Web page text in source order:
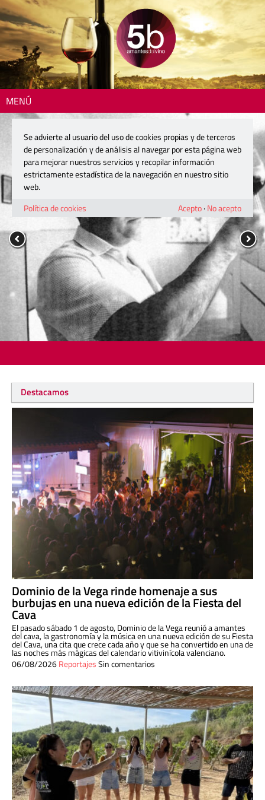
MENÚ
Destacamos
Dominio de la Vega rinde homenaje a sus
burbujas en una nueva edición de la Fiesta del
Cava
El pasado sábado 1 de agosto, Dominio de la Vega reunió a amantes
del cava, la gastronomía y la música en una nueva edición de su Fiesta
del Cava, una cita que crece cada año y que se ha convertido en una de
las noches más mágicas del calendario vitivinícola valenciano.
06/08/2026ReportajesSin comentarios
Se advierte al usuario del uso de cookies propias y de terceros
de personalización y de análisis al navegar por esta página web
para mejorar nuestros servicios y recopilar información
estrictamente estadística de la navegación en nuestro sitio
web.
Política de cookies
Acepto· No acepto